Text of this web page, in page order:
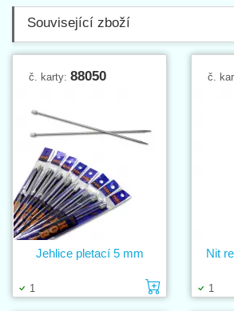
Související zboží
č. karty: 88050
1 Vložit do
Jehlice pletací 5 mm
č.
1
Nit